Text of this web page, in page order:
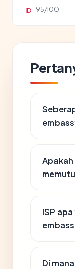
ID 95/100
ISP
Di